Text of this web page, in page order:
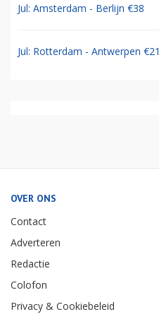
Jul: Amsterdam - Berlijn €38
Jul: Rotterdam - Antwerpen €21
OVER ONS
Contact
Adverteren
Redactie
Colofon
Privacy & Cookiebeleid